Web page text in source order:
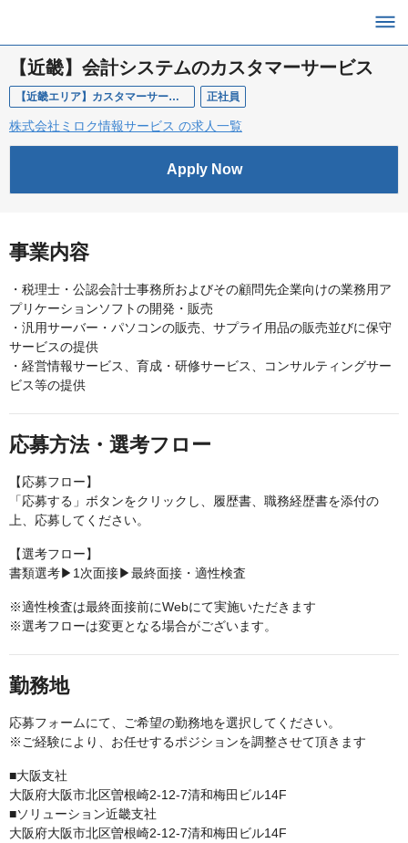
【近畿】会計システムのカスタマーサービス
【近畿エリア】カスタマーサービス 正社員
株式会社ミロク情報サービス の求人一覧
Apply Now
事業内容
・税理士・公認会計士事務所およびその顧問先企業向けの業務用ア
プリケーションソフトの開発・販売
・汎用サーバー・パソコンの販売、サプライ用品の販売並びに保守
サービスの提供
・経営情報サービス、育成・研修サービス、コンサルティングサー
ビス等の提供
応募方法・選考フロー
【応募フロー】
「応募する」ボタンをクリックし、履歴書、職務経歴書を添付の
上、応募してください。
【選考フロー】
書類選考▶1次面接▶最終面接・適性検査
※適性検査は最終面接前にWebにて実施いただきます
※選考フローは変更となる場合がございます。
勤務地
応募フォームにて、ご希望の勤務地を選択してください。
※ご経験により、お任せするポジションを調整させて頂きます
■大阪支社
大阪府大阪市北区曽根崎2-12-7清和梅田ビル14F
■ソリューション近畿支社
大阪府大阪市北区曽根崎2-12-7清和梅田ビル14F